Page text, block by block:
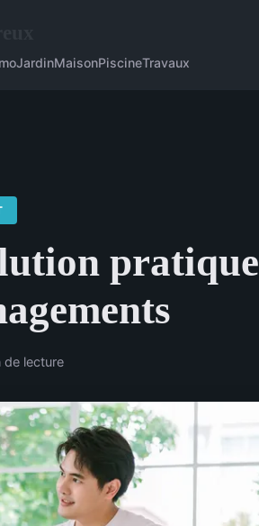
JardinMaisonPiscineTravaux
pratique
de lecture